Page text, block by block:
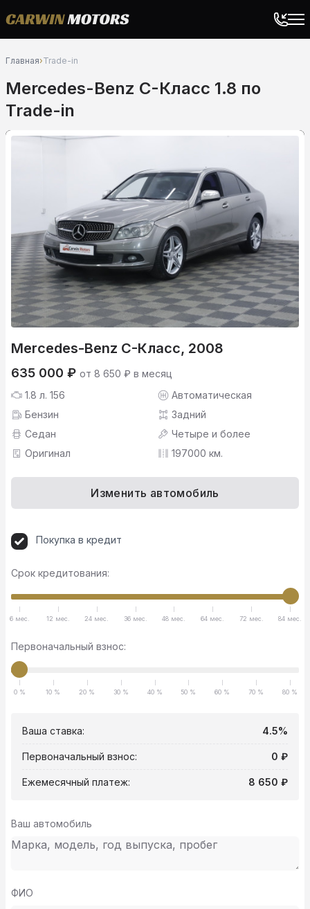
Главная›Trade-in
Mercedes-Benz C-Класс 1.8 по
Trade-in
Mercedes-Benz C-Класс, 2008
635 000 ₽ от 8 650 ₽ в месяц
1.8 л. 156
Автоматическая
Бензин
Задний
Седан
Четыре и более
Оригинал
197000 км.
Изменить автомобиль
Покупка в кредит
Срок кредитования:
6 мес. 12 мес. 24 мес. 36 мес. 48 мес. 64 мес. 72 мес. 84 мес.
Первоначальный взнос:
0 % 10 % 20 % 30 % 40 % 50 % 60 % 70 % 80 %
Ваша ставка: 4.5%
Первоначальный взнос: 0 ₽
Ежемесячный платеж: 8 650 ₽
Ваш автомобиль
ФИО